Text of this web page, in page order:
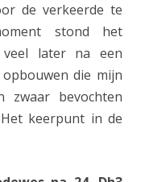
de verkeerde te
stond het
later na een
die mijn
zwaar bevochten
keerpunt in de